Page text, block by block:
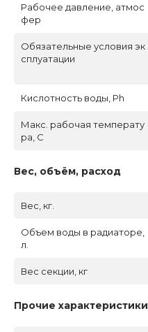
Рабочее давление, атмос
фер
Обязательные условия эк
сплуатации
Кислотность воды, Ph
Макс. рабочая температу
ра, C
Вес, объём, расход
Вес, кг.
Объем воды в радиаторе,
л.
Вес секции, кг
Прочие характеристики